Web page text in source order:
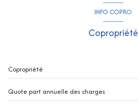
INFO COPRO
Copropriété
Copropriété
Quote part annuelle des charges